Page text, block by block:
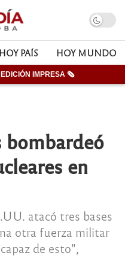
HOY PAÍS HOY MUNDO
IMPRESA 🗞
bombardeó
en
atacó tres bases
otra fuerza militar
de esto",